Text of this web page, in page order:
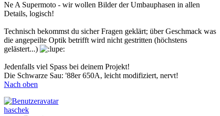
Ne A Supermoto - wir wollen Bilder der Umbauphasen in allen
Details, logisch!
Technisch bekommst du sicher Fragen geklärt; über Geschmack was
die angepeilte Optik betrifft wird nicht gestritten (höchstens
gelästert...)
Jedenfalls viel Spass bei deinem Projekt!
Die Schwarze Sau: '88er 650A, leicht modifiziert, nervt!
Nach oben
haschek